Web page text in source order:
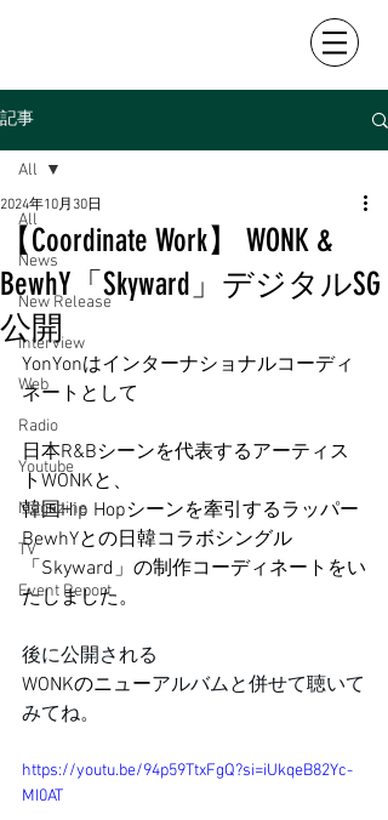
記事
All
News
New Release
Interview
Web
Radio
Youtube
Magazine
TV
Event Report
All
【Coordinate Work】 WONK &
BewhY「Skyward」デジタルSG
公開
2024年10月30日
YonYonはインターナショナルコーディ
ネートとして
日本R&Bシーンを代表するアーティス
トWONKと、
韓国Hip Hopシーンを牽引するラッパー
BewhYとの日韓コラボシングル
「Skyward」の制作コーディネートをい
たしました。
後に公開される
WONKのニューアルバムと併せて聴いて
みてね。
https://youtu.be/94p59TtxFgQ?si=iUkqeB82Yc-
MI0AT